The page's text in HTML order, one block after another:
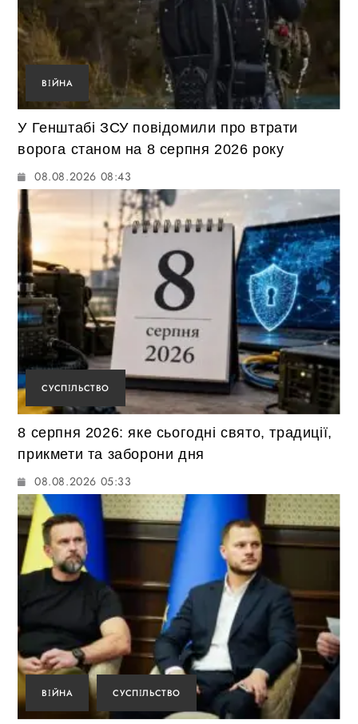
ВІЙНА
У Генштабі ЗСУ повідомили про втрати
ворога станом на 8 серпня 2026 року
08.08.2026 08:43
СУСПІЛЬСТВО
8 серпня 2026: яке сьогодні свято, традиції,
прикмети та заборони дня
08.08.2026 05:33
ВІЙНА СУСПІЛЬСТВО